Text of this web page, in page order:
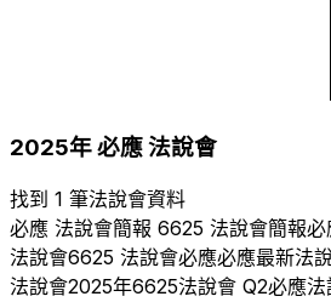
2025年必應法說會
找到 1 筆法說會資料
必應 法說會簡報 6625 法說會簡報必
法說會6625 法說會必應必應最新法
法說會2025年6625法說會 Q2必應法